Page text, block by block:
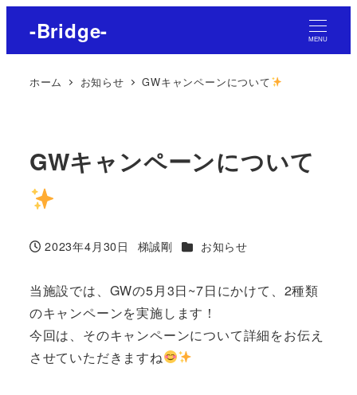
-Bridge- MENU
ホーム お知らせ GWキャンペーンについて
GWキャンペーンについて
投稿日
2023年4月30日
著
梯誠剛 カテゴリー
お知らせ
当施設では、GWの5月3日~7日にかけて、2種類
のキャンペーンを実施します！
今回は、そのキャンペーンについて詳細をお伝え
させていただきますね